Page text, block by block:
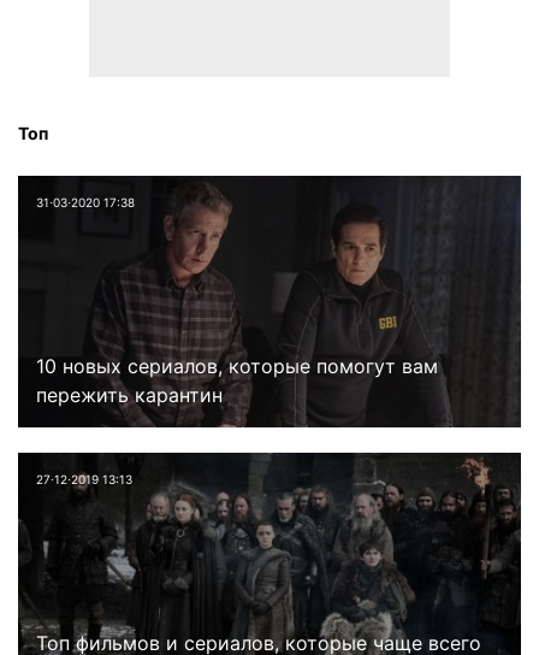
Топ
31⋅03⋅2020 17:38
10 новых сериалов, которые помогут вам
пережить карантин
27⋅12⋅2019 13:13
Топ фильмов и сериалов, которые чаще всего